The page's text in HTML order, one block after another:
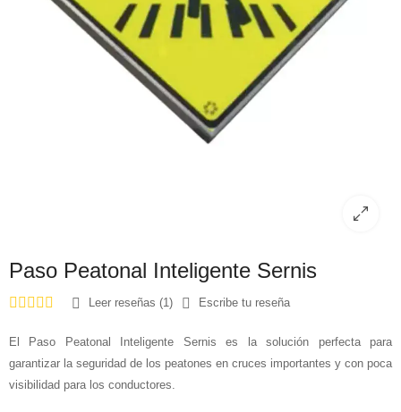
Paso Peatonal Inteligente Sernis
Leer reseñas (1) Escribe tu reseña
El Paso Peatonal Inteligente Sernis es la solución perfecta para
garantizar la seguridad de los peatones en cruces importantes y con poca
visibilidad para los conductores.